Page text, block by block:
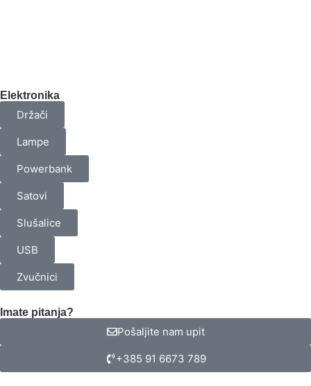
Elektronika
Držači
Lampe
Powerbank
Satovi
Slušalice
USB
Zvučnici
Imate pitanja?
Pošaljite nam upit
+385 91 6673 789